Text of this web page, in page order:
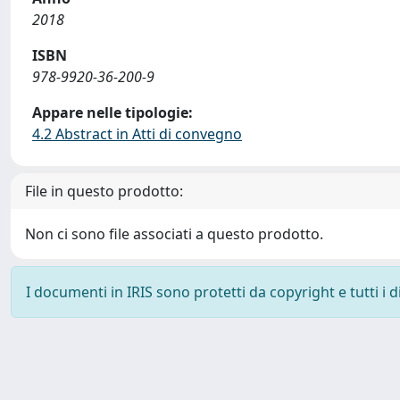
2018
ISBN
978-9920-36-200-9
Appare nelle tipologie:
4.2 Abstract in Atti di convegno
File in questo prodotto:
Non ci sono file associati a questo prodotto.
I documenti in IRIS sono protetti da copyright e tutti i